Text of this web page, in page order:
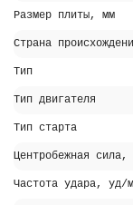
Размер плиты, мм
Страна
Тип
Тип двигателя
Тип старта
Центробежная сила,
Частота удара, уд/